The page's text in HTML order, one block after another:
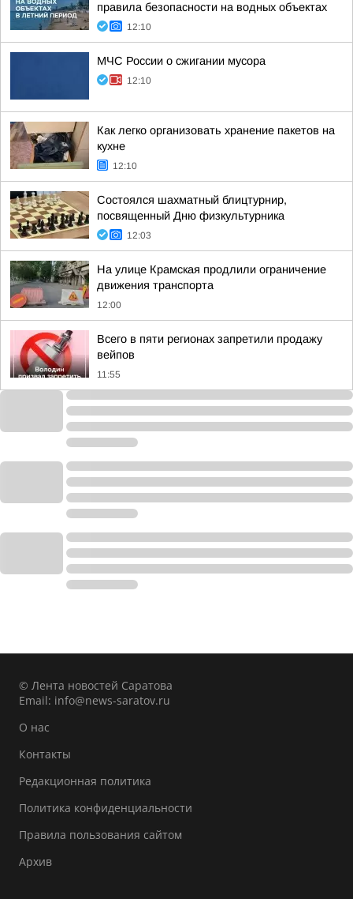
правила безопасности на водных объектах
12:10
МЧС России о сжигании мусора
12:10
Как легко организовать хранение пакетов на
кухне
12:10
Состоялся шахматный блицтурнир,
посвященный Дню физкультурника
12:03
На улице Крамская продлили ограничение
движения транспорта
12:00
Всего в пяти регионах запретили продажу
вейпов
11:55
© Лента новостей Саратова
Email: info@news-saratov.ru
О нас
Контакты
Редакционная политика
Политика конфиденциальности
Правила пользования сайтом
Архив